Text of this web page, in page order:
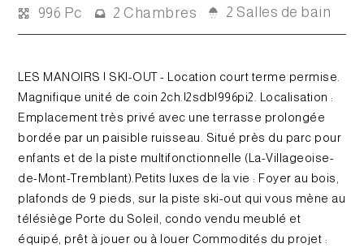
996 Pc 2 Chambres 2 Salles de bain
LES MANOIRS | SKI-OUT - Location court terme permise.
Magnifique unité de coin 2ch.|2sdb|996pi2. Localisation :
Emplacement très privé avec une terrasse prolongée
bordée par un paisible ruisseau. Situé près du parc pour
enfants et de la piste multifonctionnelle (La-Villageoise-
de-Mont-Tremblant).Petits luxes de la vie : Foyer au bois,
plafonds de 9 pieds, sur la piste ski-out qui vous mène au
télésiège Porte du Soleil, condo vendu meublé et
équipé, prêt à jouer ou à louer Commodités du projet :